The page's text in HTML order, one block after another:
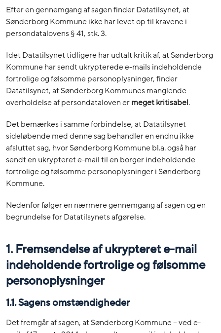
Efter en gennemgang af sagen finder Datatilsynet, at
Sønderborg Kommune ikke har levet op til kravene i
persondatalovens § 41, stk. 3.
Idet Datatilsynet tidligere har udtalt kritik af, at Sønderborg
Kommune har sendt ukrypterede e-mails indeholdende
fortrolige og følsomme personoplysninger, finder
Datatilsynet, at Sønderborg Kommunes manglende
overholdelse af persondataloven ermeget kritisabel.
Det bemærkes i samme forbindelse, at Datatilsynet
sideløbende med denne sag behandler en endnu ikke
afsluttet sag, hvor Sønderborg Kommune bl.a. også har
sendt en ukrypteret e-mail til en borger indeholdende
fortrolige og følsomme personoplysninger i Sønderborg
Kommune.
Nedenfor følger en nærmere gennemgang af sagen og en
begrundelse for Datatilsynets afgørelse.
1. Fremsendelse af ukrypteret e-mail
indeholdende fortrolige og følsomme
personoplysninger
1.1. Sagens omstændigheder
Det fremgår af sagen, at Sønderborg Kommune – ved e-